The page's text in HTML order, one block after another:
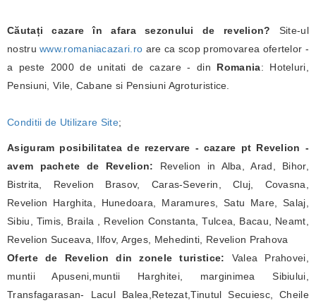
Căutați cazare în afara sezonului de revelion? Site-ul
nostruwww.romaniacazari.ro are ca scop promovarea ofertelor -
a peste 2000 de unitati de cazare - din Romania: Hoteluri,
Pensiuni, Vile, Cabane si Pensiuni Agroturistice.
Conditii de Utilizare Site;
Asiguram posibilitatea de rezervare - cazare pt Revelion -
avem pachete de Revelion: Revelion in Alba, Arad, Bihor,
Bistrita, Revelion Brasov, Caras-Severin, Cluj, Covasna,
Revelion Harghita, Hunedoara, Maramures, Satu Mare, Salaj,
Sibiu, Timis, Braila , Revelion Constanta, Tulcea, Bacau, Neamt,
Revelion Suceava, Ilfov, Arges, Mehedinti, Revelion Prahova
Oferte de Revelion din zonele turistice: Valea Prahovei,
muntii Apuseni,muntii Harghitei, marginimea Sibiului,
Transfagarasan- Lacul Balea,Retezat,Tinutul Secuiesc, Cheile